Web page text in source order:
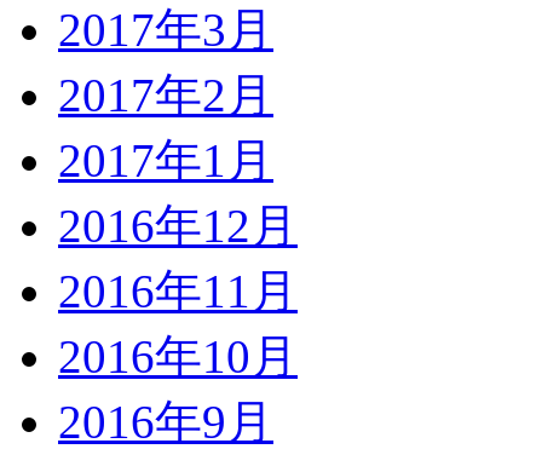
2017年3月
2017年2月
2017年1月
2016年12月
2016年11月
2016年10月
2016年9月